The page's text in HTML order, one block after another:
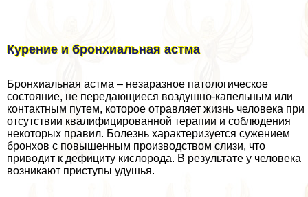
Курение и бронхиальная астма
Бронхиальная астма – незаразное патологическое
состояние, не передающиеся воздушно-капельным или
контактным путем, которое отравляет жизнь человека при
отсутствии квалифицированной терапии и соблюдения
некоторых правил. Болезнь хаpaктеризуется сужением
бронхов с повышенным производством слизи, что
приводит к дефициту кислорода. В результате у человека
возникают приступы удушья.